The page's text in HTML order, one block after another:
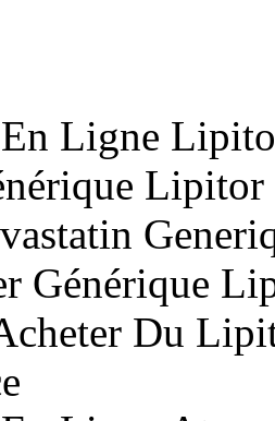
En Ligne
Générique
Du